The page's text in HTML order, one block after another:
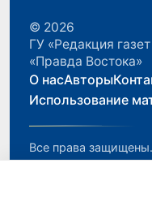
© 2026
ГУ «Редакция
«Правда Востока»
О насАвторы
Использование
Все права защищены.